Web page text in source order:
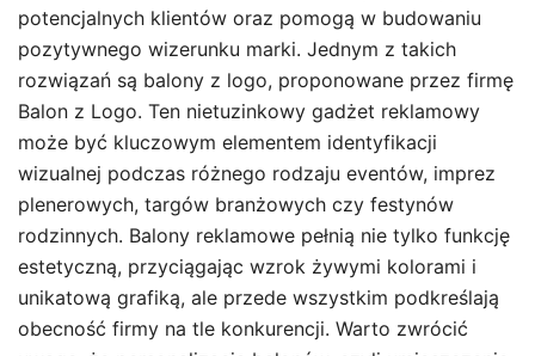
potencjalnych klientów oraz pomogą w budowaniu
pozytywnego wizerunku marki. Jednym z takich
rozwiązań są balony z logo, proponowane przez firmę
Balon z Logo. Ten nietuzinkowy gadżet reklamowy
może być kluczowym elementem identyfikacji
wizualnej podczas różnego rodzaju eventów, imprez
plenerowych, targów branżowych czy festynów
rodzinnych. Balony reklamowe pełnią nie tylko funkcję
estetyczną, przyciągając wzrok żywymi kolorami i
unikatową grafiką, ale przede wszystkim podkreślają
obecność firmy na tle konkurencji. Warto zwrócić